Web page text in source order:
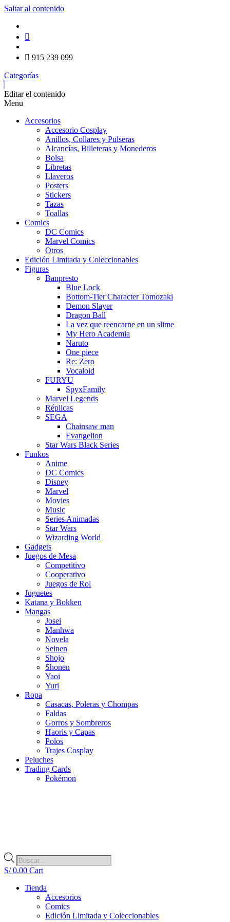
Saltar al contenido
915 239 099
Categorías
Editar el contenido
Menu
Accesorios
Accesorio Cosplay
Anillos, Collares y Pulseras
Alcancías, Billeteras y Monederos
Bolsa
Libretas
Llaveros
Posters
Stickers
Tazas
Toallas
Comics
DC Comics
Marvel Comics
Otros
Edición Limitada y Coleccionables
Figuras
Banpresto
Blue Lock
Bottom-Tier Character Tomozaki
Demon Slayer
Dragon Ball
La vez que reencarne en un slime
My Hero Academia
Naruto
One piece
Re: Zero
Vocaloid
FURYU
SpyxFamily
Marvel Legends
Réplicas
SEGA
Chainsaw man
Evangelion
Star Wars Black Series
Funkos
Anime
DC Comics
Disney
Marvel
Movies
Music
Series Animadas
Star Wars
Wizarding World
Gadgets
Juegos de Mesa
Competitivo
Cooperativo
Juegos de Rol
Juguetes
Katana y Bokken
Mangas
Josei
Manhwa
Novela
Seinen
Shojo
Shonen
Yaoi
Yuri
Ropa
Casacas, Poleras y Chompas
Faldas
Gorros y Sombreros
Haoris y Capas
Polos
Trajes Cosplay
Peluches
Trading Cards
Pokémon
Búsqueda
de
productos
S/0.00 Cart
Tienda
Accesorios
Comics
Edición Limitada y Coleccionables